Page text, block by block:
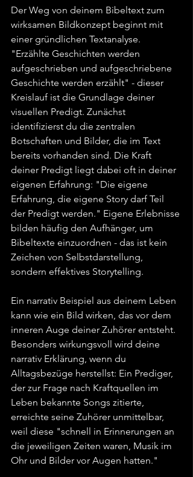
Der Weg von deinem Bibeltext zum
wirksamen Bildkonzept beginnt mit
einer gründlichen Textanalyse.
"Erzählte Geschichten werden
aufgeschrieben und aufgeschriebene
Geschichte werden erzählt" - dieser
Kreislauf ist die Grundlage deiner
visuellen Predigt. Zunächst
identifizierst du die zentralen
Botschaften und Bilder, die im Text
bereits vorhanden sind. Die Kraft
deiner Predigt liegt dabei oft in deiner
eigenen Erfahrung: "Die eigene
Erfahrung, die eigene Story darf Teil
der Predigt werden." Eigene Erlebnisse
bilden häufig den Aufhänger, um
Bibeltexte einzuordnen - das ist kein
Zeichen von Selbstdarstellung,
sondern effektives Storytelling.
Ein narrativ Beispiel aus deinem Leben
kann wie ein Bild wirken, das vor dem
inneren Auge deiner Zuhörer entsteht.
Besonders wirkungsvoll wird deine
narrativ Erklärung, wenn du
Alltagsbezüge herstellst: Ein Prediger,
der zur Frage nach Kraftquellen im
Leben bekannte Songs zitierte,
erreichte seine Zuhörer unmittelbar,
weil diese "schnell in Erinnerungen an
die jeweiligen Zeiten waren, Musik im
Ohr und Bilder vor Augen hatten."